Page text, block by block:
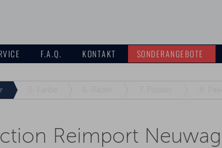
F.A.Q. KONTAKT SONDERANGEBOTE
Reimport